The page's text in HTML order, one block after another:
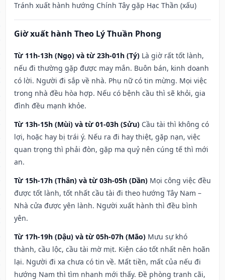
Tránh xuất hành hướng Chính Tây gặp Hạc Thần (xấu)
Giờ xuất hành Theo Lý Thuần Phong
Từ 11h-13h (Ngọ) và từ 23h-01h (Tý) Là giờ rất tốt lành,
nếu đi thường gặp được may mắn. Buôn bán, kinh doanh
có lời. Người đi sắp về nhà. Phụ nữ có tin mừng. Mọi việc
trong nhà đều hòa hợp. Nếu có bệnh cầu thì sẽ khỏi, gia
đình đều mạnh khỏe.
Từ 13h-15h (Mùi) và từ 01-03h (Sửu) Cầu tài thì không có
lợi, hoặc hay bị trái ý. Nếu ra đi hay thiệt, gặp nạn, việc
quan trọng thì phải đòn, gặp ma quỷ nên cúng tế thì mới
an.
Từ 15h-17h (Thân) và từ 03h-05h (Dần) Mọi công việc đều
được tốt lành, tốt nhất cầu tài đi theo hướng Tây Nam –
Nhà cửa được yên lành. Người xuất hành thì đều bình
yên.
Từ 17h-19h (Dậu) và từ 05h-07h (Mão) Mưu sự khó
thành, cầu lộc, cầu tài mờ mịt. Kiện cáo tốt nhất nên hoãn
lại. Người đi xa chưa có tin về. Mất tiền, mất của nếu đi
hướng Nam thì tìm nhanh mới thấy. Đề phòng tranh cãi,